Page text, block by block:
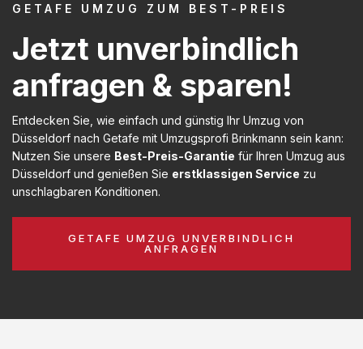
GETAFE UMZUG ZUM BEST-PREIS
Jetzt unverbindlich
anfragen & sparen!
Entdecken Sie, wie einfach und günstig Ihr Umzug von
Düsseldorf nach Getafe mit Umzugsprofi Brinkmann sein kann:
Nutzen Sie unsere Best-Preis-Garantie für Ihren Umzug aus
Düsseldorf und genießen Sie erstklassigen Service zu
unschlagbaren Konditionen.
GETAFE UMZUG UNVERBINDLICH
ANFRAGEN